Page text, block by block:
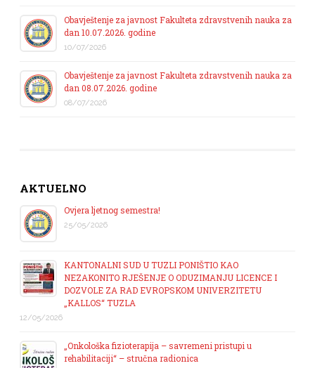
Obavještenje za javnost Fakulteta zdravstvenih nauka za
dan 10.07.2026. godine
10/07/2026
Obavještenje za javnost Fakulteta zdravstvenih nauka za
dan 08.07.2026. godine
08/07/2026
AKTUELNO
Ovjera ljetnog semestra!
25/05/2026
KANTONALNI SUD U TUZLI PONIŠTIO KAO
NEZAKONITO RJEŠENJE O ODUZIMANJU LICENCE I
DOZVOLE ZA RAD EVROPSKOM UNIVERZITETU
„KALLOS“ TUZLA
12/05/2026
„Onkološka fizioterapija – savremeni pristupi u
rehabilitaciji“ – stručna radionica